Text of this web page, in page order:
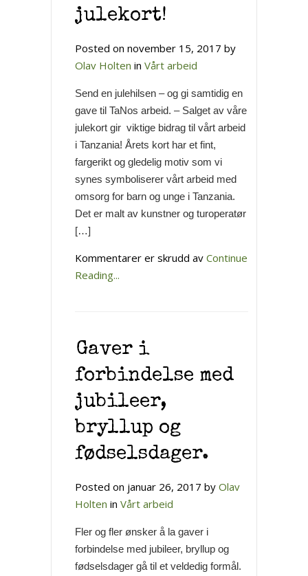
julekort!
Posted on november 15, 2017 by
Olav Holten in Vårt arbeid
Send en julehilsen – og gi samtidig en
gave til TaNos arbeid. – Salget av våre
julekort gir viktige bidrag til vårt arbeid
i Tanzania! Årets kort har et fint,
fargerikt og gledelig motiv som vi
synes symboliserer vårt arbeid med
omsorg for barn og unge i Tanzania.
Det er malt av kunstner og turoperatør
[…]
Kommentarer er skrudd avfor
Continue
Reading...
Gaver i
forbindelse med
jubileer,
bryllup og
fødselsdager.
Posted on januar 26, 2017 by Olav
Holten in Vårt arbeid
Fler og fler ønsker å la gaver i
forbindelse med jubileer, bryllup og
fødselsdager gå til et veldedig formål.